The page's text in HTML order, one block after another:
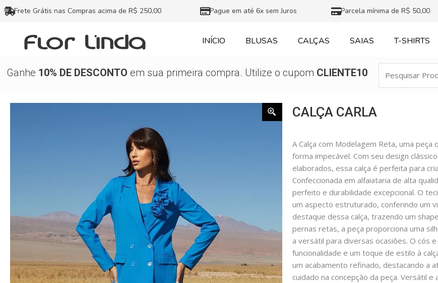
Ir
para
conteúdo
Frete Grátis nas Compras acima de R$ 250,00 Pague em até 6x sem Juros Parcela mínima de R$ 50,00
INÍCIO BLUSAS CALÇAS SAIAS T-SHIRTS
Ganhe 10% DE DESCONTO em sua primeira compra. Utilize o cupom CLIENTE10
Produtos
CALÇA CARLA
A Calça com Modelagem Reta, uma
forma impecável. Com seu design
elaborados, essa calça é perfeita para
Confeccionada em alfaiataria de alta
perfeito e durabilidade excepcional. O
um aspecto estruturado, conferindo um
destaque dessa calça, trazendo um
pernas retas, a peça proporciona uma
a versátil para diversas ocasiões. O cós
funcionalidade e um toque de estilo à
um acabamento refinado, destacando a
cuidado na concepção da peça. Versátil